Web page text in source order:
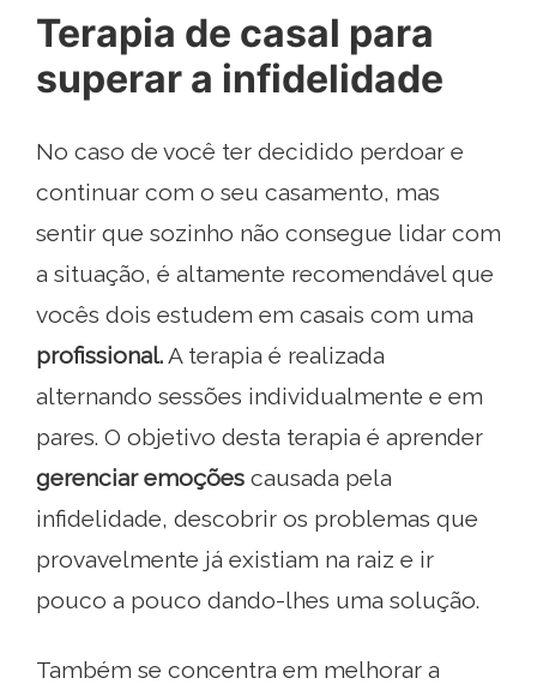
Terapia de casal para
superar a infidelidade
No caso de você ter decidido perdoar e
continuar com o seu casamento, mas
sentir que sozinho não consegue lidar com
a situação, é altamente recomendável que
vocês dois estudem em casais com uma
profissional.A terapia é realizada
alternando sessões individualmente e em
pares. O objetivo desta terapia é aprender
gerenciar emoções causada pela
infidelidade, descobrir os problemas que
provavelmente já existiam na raiz e ir
pouco a pouco dando-lhes uma solução.
Também se concentra em melhorar a